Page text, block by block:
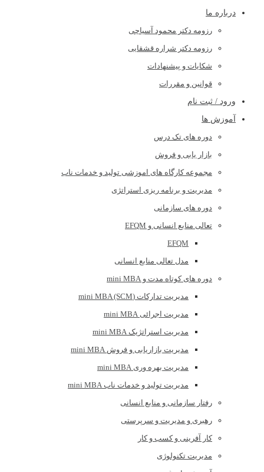
درباره ما
رزومه دکتر محمود آسیاچی
رزومه دکتر شراره قشقایی
شکایات و پیشنهادات
قوانین و مقررات
ورود / ثبت نام
آموزش ها
دوره های تک درس
بازار یابی و فروش
مجموعه کارگاه های اموزشی تولید و خدمات ناب
مدیریت و برنامه ریزی استراتژی
دوره های سازمانی
تعالی منابع انسانی و EFQM
EFQM
مدل تعالی منابع انسانی
دوره های کوتاه مدت و mini MBA
مدیریت تدارکات (mini MBA (SCM
مدیریت اجرائی mini MBA
مدیریت استراتژیک mini MBA
مدیریت بازاریابی و فروش mini MBA
مدیریت بهره وری mini MBA
مدیریت تولید و خدمات ناب mini MBA
رفتار سازمانی و منابع انسانی
رهبری و مدیریت و سرپرستی
کار آفرینی و کسب و کار
مدیریت تکنولوژی